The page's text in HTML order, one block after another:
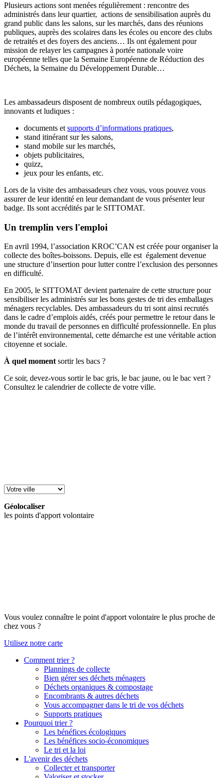
Plusieurs actions sont menées régulièrement : rencontre des
administrés dans leur quartier, actions de sensibilisation auprès du
grand public dans les salons, sur les marchés, dans des réunions
publiques, auprès des scolaires dans les écoles ou encore des clubs
de retraités et des foyers des anciens… Ils ont également pour
mission de relayer les campagnes à portée nationale voire
européenne telles que la Semaine Européenne de Réduction des
Déchets, la Semaine du Développement Durable…
Les ambassadeurs disposent de nombreux outils pédagogiques,
innovants et ludiques :
documents et supports d’informations pratiques,
stand itinérant sur les salons,
stand mobile sur les marchés,
objets publicitaires,
quizz,
jeux pour les enfants, etc.
Lors de la visite des ambassadeurs chez vous, vous pouvez vous
assurer de leur identité en leur demandant de vous présenter leur
badge. Ils sont accrédités par le SITTOMAT.
Un tremplin vers l'emploi
En avril 1994, l’association KROC’CAN est créée pour organiser la
collecte des boîtes-boissons. Depuis, elle est également devenue
une structure d’insertion pour lutter contre l’exclusion des personnes
en difficulté.
En 2005, le SITTOMAT devient partenaire de cette structure pour
sensibiliser les administrés sur les bons gestes de tri des emballages
ménagers recyclables. Des ambassadeurs du tri sont ainsi recrutés
dans le cadre d’emplois aidés, créés pour permettre le retour dans le
monde du travail de personnes en difficulté professionnelle. En plus
de l’intérêt environnemental, cette démarche est une véritable action
citoyenne et sociale.
À quel moment sortir les bacs ?
Ce soir, devez-vous sortir le bac gris, le bac jaune, ou le bac vert ?
Consultez le calendrier de collecte de votre ville.
Géolocaliser
les points d'apport volontaire
Vous voulez connaître le point d'apport volontaire le plus proche de
chez vous ?
Utilisez notre carte
Comment trier ?
Plannings de collecte
Bien gérer ses déchets ménagers
Déchets organiques & compostage
Encombrants & autres déchets
Vous accompagner dans le tri de vos déchets
Supports pratiques
Pourquoi trier ?
Les bénéfices écologiques
Les bénéfices socio-économiques
Le tri et la loi
L'avenir des déchets
Collecter et transporter